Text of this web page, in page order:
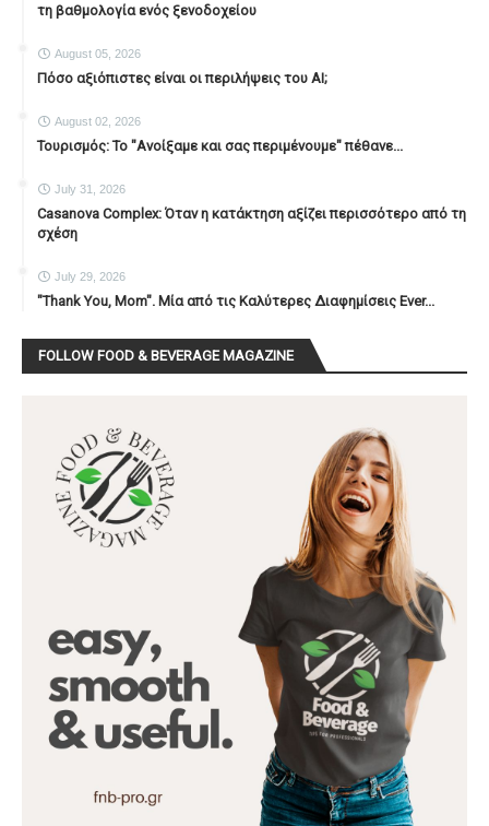
τη βαθμολογία ενός ξενοδοχείου
August 05, 2026
Πόσο αξιόπιστες είναι οι περιλήψεις του ΑΙ;
August 02, 2026
Τουρισμός: Το "Ανοίξαμε και σας περιμένουμε" πέθανε...
July 31, 2026
Casanova Complex: Όταν η κατάκτηση αξίζει περισσότερο από τη
σχέση
July 29, 2026
"Thank You, Mοm". Μία από τις Καλύτερες Διαφημίσεις Ever...
FOLLOW FOOD & BEVERAGE MAGAZINE